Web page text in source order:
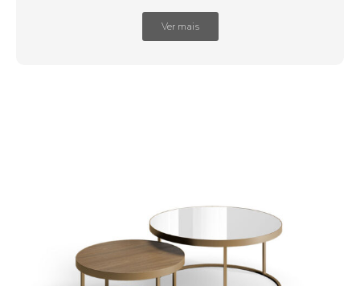
Ver mais